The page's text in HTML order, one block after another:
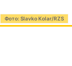
Фото: Slavko Kolar/RZS